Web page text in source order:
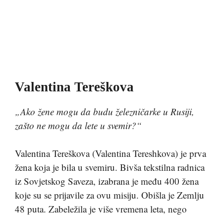
Valentina Tereškova
„Ako žene mogu da budu železničarke u Rusiji,
zašto ne mogu da lete u svemir?“
Valentina Tereškova (Valentina Tereshkova) je prva
žena koja je bila u svemiru. Bivša tekstilna radnica
iz Sovjetskog Saveza, izabrana je među 400 žena
koje su se prijavile za ovu misiju. Obišla je Zemlju
48 puta. Zabeležila je više vremena leta, nego